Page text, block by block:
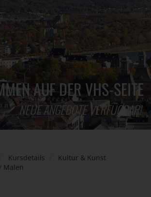
AUF DER VHS-SEITE
NEUE ANGEBOTE VERFÜGBAR!
Kursdetails
Kultur & Kunst
Malen